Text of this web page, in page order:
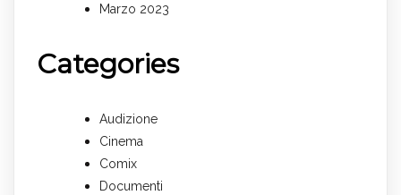
Marzo 2023
Categories
Audizione
Cinema
Comix
Documenti